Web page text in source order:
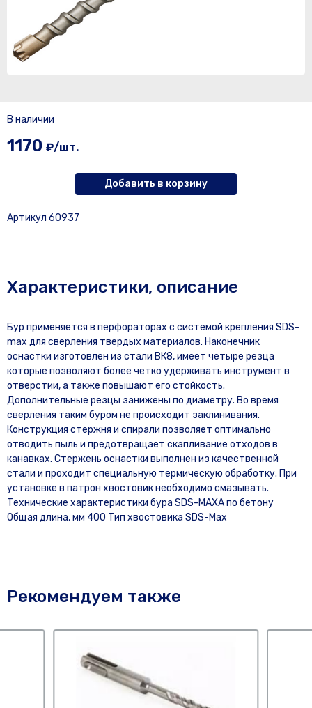
В наличии
1170 ₽/шт.
Добавить в корзину
Артикул 60937
Характеристики, описание
Бур применяется в перфораторах с системой крепления SDS-
max для сверления твердых материалов. Наконечник
оснастки изготовлен из стали ВК8, имеет четыре резца
которые позволяют более четко удерживать инструмент в
отверстии, а также повышают его стойкость.
Дополнительные резцы занижены по диаметру. Во время
сверления таким буром не происходит заклинивания.
Конструкция стержня и спирали позволяет оптимально
отводить пыль и предотвращает скапливание отходов в
канавках. Стержень оснастки выполнен из качественной
стали и проходит специальную термическую обработку. При
установке в патрон хвостовик необходимо смазывать.
Технические характеристики бура SDS-МАХА по бетону
Общая длина, мм 400 Тип хвостовика SDS-Max
Рекомендуем также